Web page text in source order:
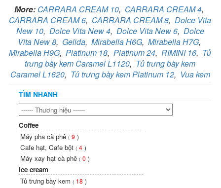
More: CARRARA CREAM 10, CARRARA CREAM 4,
CARRARA CREAM 6, CARRARA CREAM 8, Dolce Vita
New 10, Dolce Vita New 4, Dolce Vita New 6, Dolce
Vita New 8, Gelida, Mirabella H6G, Mirabella H7G,
Mirabella H9G, Platinum 18, Platinum 24, RIMINI 16, Tủ
trưng bày kem Caramel L1120, Tủ trưng bày kem
Caramel L1620, Tủ trưng bày kem Platinum 12, Vua kem
TÌM NHANH
Coffee
Máy pha cà phê ( 9 )
Cafe hạt, Cafe bột ( 4 )
Máy xay hạt cà phê ( 0 )
Ice cream
Tủ trưng bày kem ( 18 )